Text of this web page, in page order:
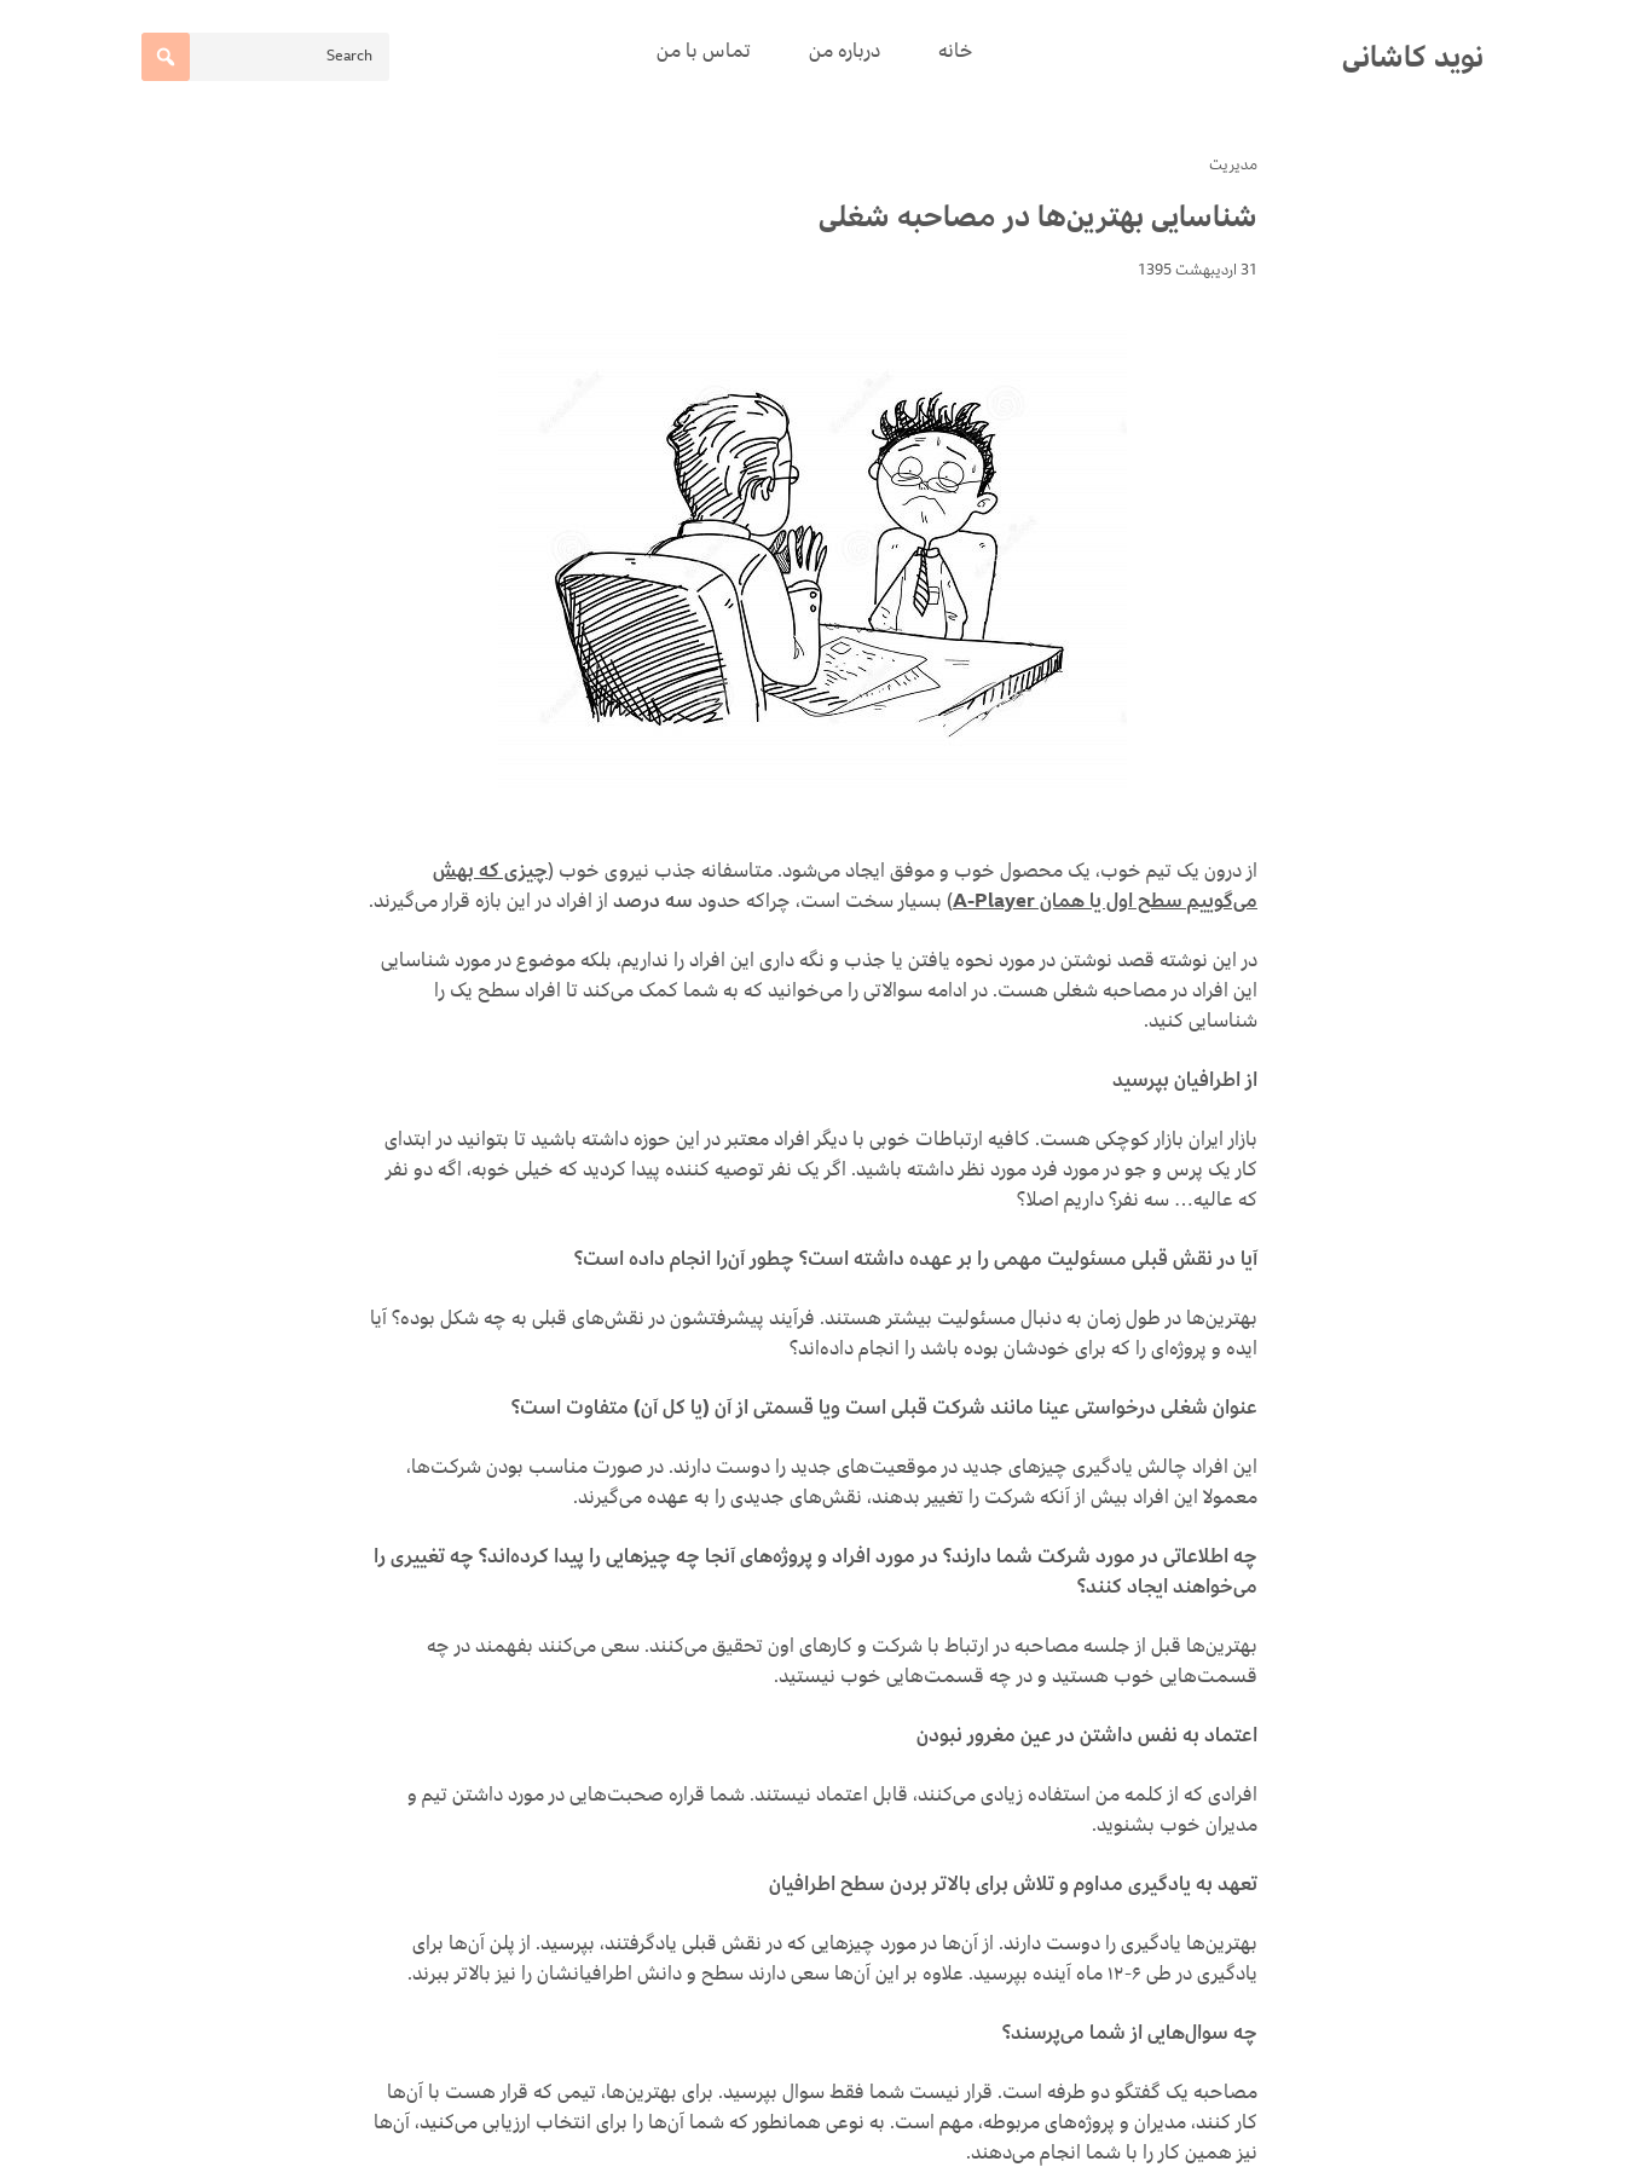
نوید کاشانی خانه درباره من تماس با من
مدیریت
شناسایی بهترین‌ها در مصاحبه شغلی
31 اردیبهشت 1395
از درون یک تیم خوب، یک محصول خوب و موفق ایجاد می‌شود. متاسفانه جذب نیروی خوب (چیزی که بهش
می‌گوییم سطح اول یا همان A-Player
) بسیار سخت است، چراکه حدودسه درصداز افراد در این بازه قرار می‌گیرند.
در این نوشته قصد نوشتن در مورد نحوه یافتن یا جذب و نگه داری این افراد را نداریم، بلکه موضوع در مورد شناسایی
این افراد در مصاحبه شغلی هست. در ادامه سوالاتی را می‌خوانید که به شما کمک می‌کند تا افراد سطح یک را
شناسایی کنید.
از اطرافیان بپرسید
بازار ایران بازار کوچکی هست. کافیه ارتباطات خوبی با دیگر افراد معتبر در این حوزه داشته باشید تا بتوانید در ابتدای
کار یک پرس و جو در مورد فرد مورد نظر داشته باشید. اگر یک نفر توصیه کننده پیدا کردید که خیلی خوبه، اگه دو نفر
که عالیه… سه نفر؟ داریم اصلا؟
آیا در نقش قبلی مسئولیت مهمی را بر عهده داشته است؟ چطور آن‌را انجام داده است؟
بهترین‌ها در طول زمان به دنبال مسئولیت بیشتر هستند. فرآیند پیشرفتشون در نقش‌های قبلی به چه شکل بوده؟ آیا
ایده و پروژه‌ای را که برای خودشان بوده باشد را انجام داده‌اند؟
عنوان شغلی درخواستی عینا مانند شرکت قبلی است ویا قسمتی از آن (یا کل آن) متفاوت است؟
این افراد چالش یادگیری چیزهای جدید در موقعیت‌های جدید را دوست دارند. در صورت مناسب بودن شرکت‌ها،‌
معمولا این افراد بیش از آنکه شرکت را تغییر بدهند، نقش‌های جدیدی را به عهده می‌گیرند.
چه اطلاعاتی در مورد شرکت شما دارند؟ در مورد افراد و پروژه‌های آنجا چه چیزهایی را پیدا کرده‌اند؟ چه تغییری را
می‌خواهند ایجاد کنند؟
بهترین‌ها قبل از جلسه مصاحبه در ارتباط با شرکت و کارهای اون تحقیق می‌کنند. سعی می‌کنند بفهمند در چه
قسمت‌هایی خوب هستید و در چه قسمت‌هایی خوب نیستید.
اعتماد به نفس داشتن در عین مغرور نبودن
افرادی که از کلمه من استفاده زیادی می‌کنند، قابل اعتماد نیستند. شما قراره صحبت‌هایی در مورد داشتن تیم و
مدیران خوب بشنوید.
تعهد به یادگیری مداوم و تلاش برای بالاتر بردن سطح اطرافیان
بهترین‌ها یادگیری را دوست دارند. از آن‌ها در مورد چیزهایی که در نقش قبلی یادگرفتند، بپرسید. از پلن آن‌ها برای
یادگیری در طی ۶-۱۲ ماه آینده بپرسید. علاوه بر این آن‌ها سعی دارند سطح و دانش اطرافیانشان را نیز بالاتر ببرند.
چه سوال‌هایی از شما می‌پرسند؟
مصاحبه یک گفتگو دو طرفه است. قرار نیست شما فقط سوال بپرسید. برای بهترین‌ها، تیمی که قرار هست با آن‌ها
کار کنند، مدیران و پروژه‌های مربوطه، مهم است. به نوعی همانطور که شما آن‌ها را برای انتخاب ارزیابی می‌کنید، آن‌ها
نیز همین کار را با شما انجام می‌دهند.